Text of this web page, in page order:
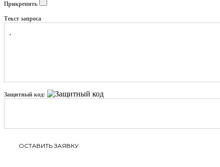
Прикрепить
Текст запроса
Защитный код: